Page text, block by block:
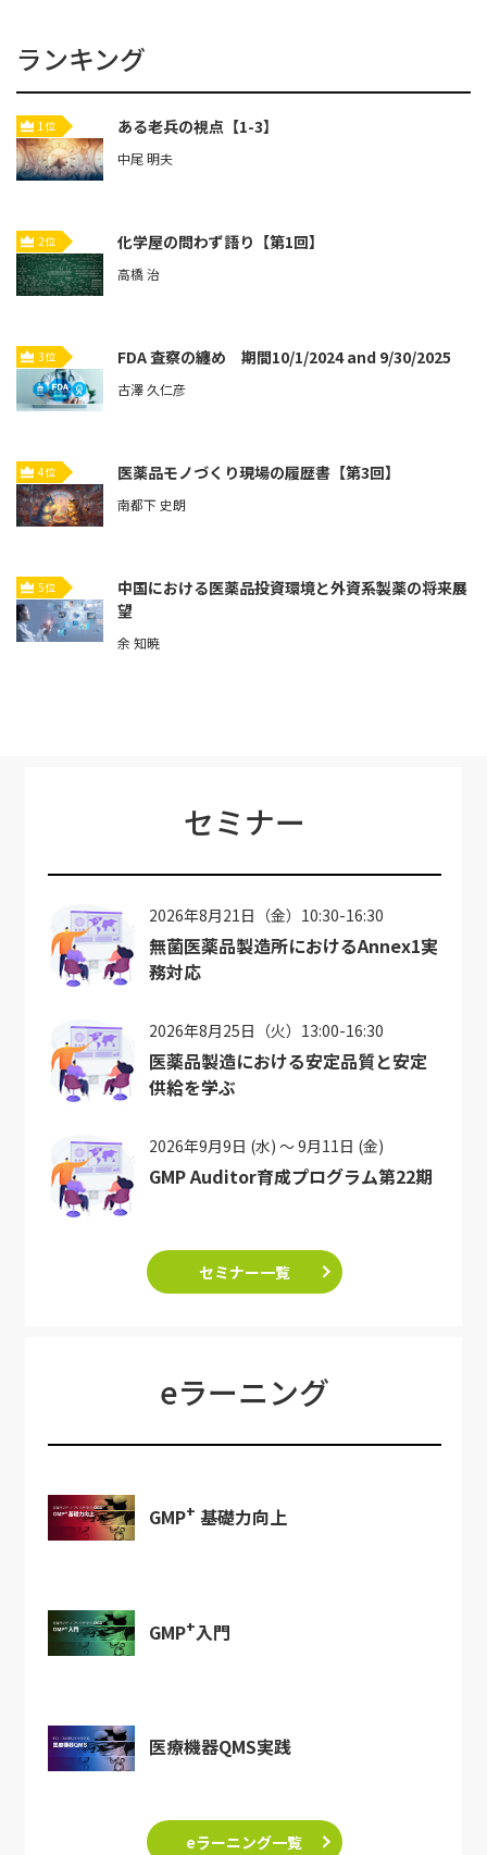
ランキング
1位 ある老兵の視点【1-3】
中尾 明夫
2位 化学屋の問わず語り【第1回】
高橋 治
3位 FDA 査察の纏め 期間10/1/2024 and 9/30/2025
古澤 久仁彦
4位 医薬品モノづくり現場の履歴書【第3回】
南都下 史朗
5位
中国における医薬品投資環境と外資系製薬の将来展
望
余 知暁
セミナー
2026年8月21日（金）10:30-16:30
無菌医薬品製造所におけるAnnex1実
務対応
2026年8月25日（火）13:00-16:30
医薬品製造における安定品質と安定
供給を学ぶ
2026年9月9日 (水) ～ 9月11日 (金)
GMP Auditor育成プログラム第22期
セミナー一覧
eラーニング
GMP+ 基礎力向上
GMP+入門
医療機器QMS実践
eラーニング一覧